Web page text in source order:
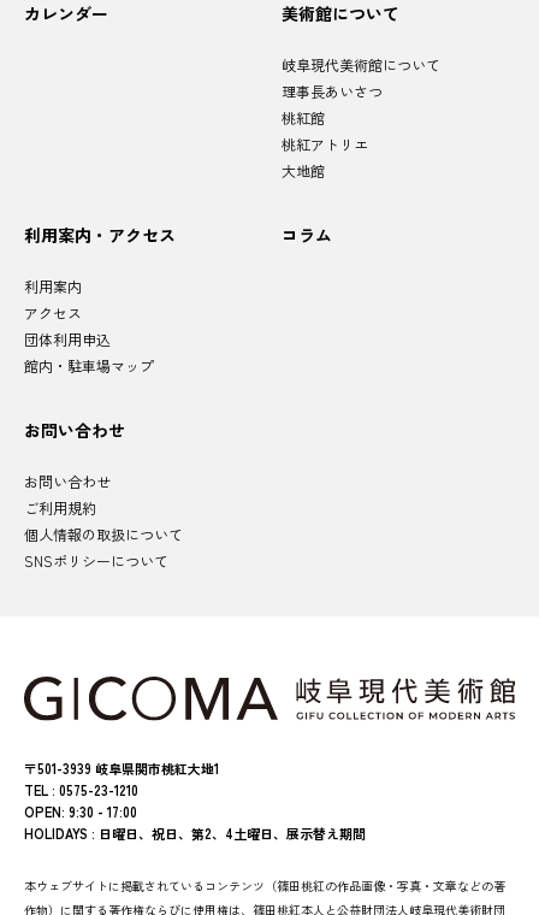
カレンダー 美術館について
岐阜現代美術館について
理事長あいさつ
桃紅館
桃紅アトリエ
大地館
利用案内・アクセス
利用案内
アクセス
団体利用申込
館内・駐車場マップ
コラム
お問い合わせ
お問い合わせ
ご利用規約
個人情報の取扱について
SNSポリシーについて
〒501-3939 岐阜県関市桃紅大地1
TEL : 0575-23-1210
OPEN: 9:30 - 17:00
HOLIDAYS : 日曜日、祝日、第2、4土曜日、展示替え期間
本ウェブサイトに掲載されているコンテンツ（篠田桃紅の作品画像・写真・文章などの著
作物）に関する著作権ならびに使用権は、篠田桃紅本人と公益財団法人岐阜現代美術財団